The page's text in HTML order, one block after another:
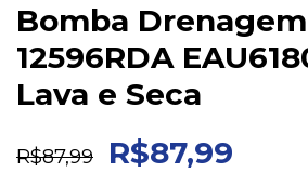
Bomba
12596RDA
Lava e Seca
R$87,99 R$87,99